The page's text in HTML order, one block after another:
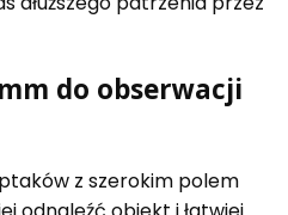
do obserwacji
z szerokim polem